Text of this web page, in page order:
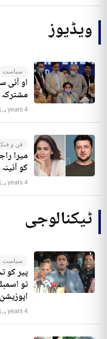
ویڈیوز
سیاست
او آئی
مشترکہ
4 years پہلے
فن و
میرا
کو
4 years پہلے
ٹیکنالوجی
سیاست
پیر کو
تو
4 years پہلے